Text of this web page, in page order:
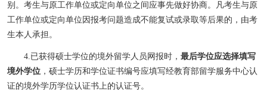
别。考生与原工作单位或定向单位之间应事先做好协商。凡考生与原
工作单位或定向单位因报考问题造成不能复试或录取等后果的，由考
生本人承担。
4.已获得硕士学位的境外留学人员网报时， 最后学位应选择填写
境外学位 ，硕士学历和学位证书编号应填写经教育部留学服务中心认
证的境外学历学位认证书上的认证号。